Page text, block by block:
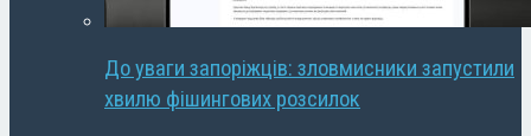
До уваги запоріжців: зловмисники запустили
хвилю фішингових розсилок